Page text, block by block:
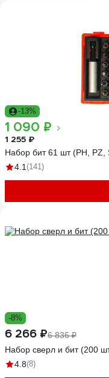
-13%
1 090 ₽
1 255 ₽
Набор бит 61 шт (PH, PZ,
4.1 (141)
-8%
6 266 ₽6 836 ₽
Набор сверл и бит (200
4.8(8)